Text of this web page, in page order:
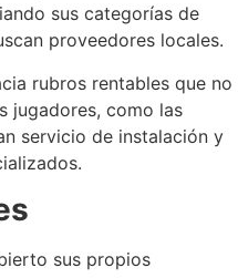
sus categorías de
proveedores locales.
rubros rentables que no
jugadores, como las
servicio de instalación y
sus propios